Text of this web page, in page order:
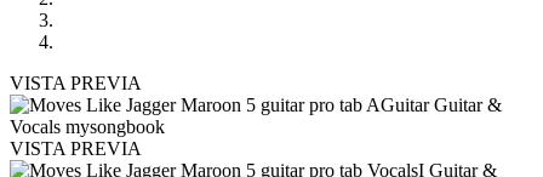
VISTA PREVIA
VISTA PREVIA